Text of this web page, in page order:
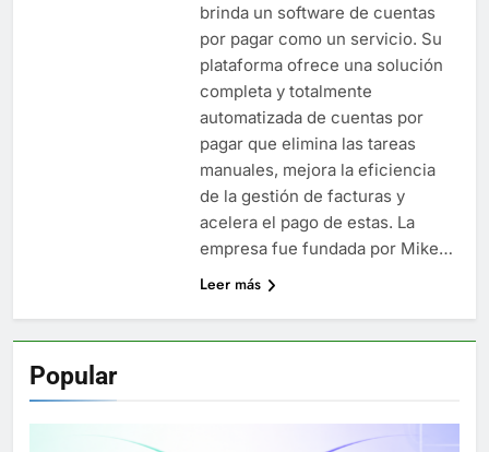
brinda un software de cuentas
por pagar como un servicio. Su
plataforma ofrece una solución
completa y totalmente
automatizada de cuentas por
pagar que elimina las tareas
manuales, mejora la eficiencia
de la gestión de facturas y
acelera el pago de estas. La
empresa fue fundada por Mike…
Leer más
Popular